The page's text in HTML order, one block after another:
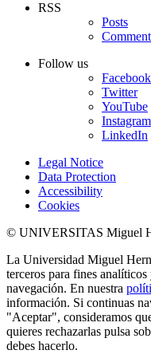
RSS
Posts
Follow us
Facebook
Twitter
YouTube
Instagram
LinkedIn
Legal Notice
Data Protection
Accessibility
Cookies
© UNIVERSITAS Miguel
La Universidad Miguel
terceros para fines
navegación. En nuestra
información. Si continuas
"Aceptar", consideramos
quieres rechazarlas pulsa
debes hacerlo.